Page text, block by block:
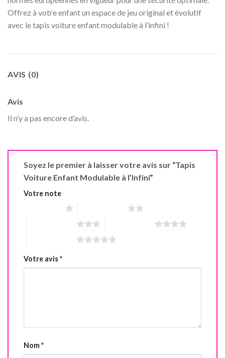
Offrez à votre enfant un espace de jeu original et évolutif
avec le tapis voiture enfant modulable à l’infini !
AVIS (0)
Avis
Il n’y a pas encore d’avis.
Soyez le premier à laisser votre avis sur “Tapis
Voiture Enfant Modulable à l’Infini”
Votre note
Votre avis*
Nom*